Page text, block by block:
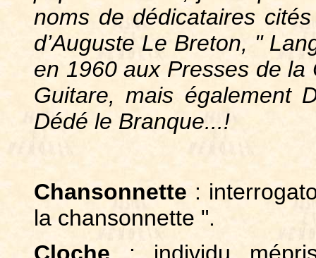
noms de dédicataires
d’Auguste Le Breton, "
en 1960 aux Presses de
Guitare, mais également
Dédé le Branque...!
Chansonnette :
la chansonnette ".